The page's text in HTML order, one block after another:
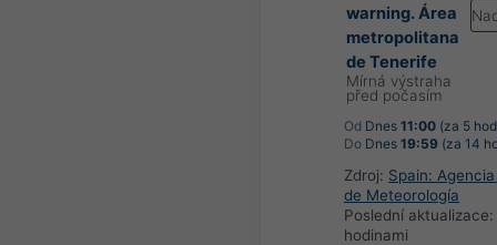
warning. Área
metropolitana
de Tenerife
Mírná výstraha
před počasím
Od Dnes 11:00 (za 5
Do Dnes 19:59 (za 14
Zdroj: Spain:
de Meteorología
Poslední aktualizace:
hodinami